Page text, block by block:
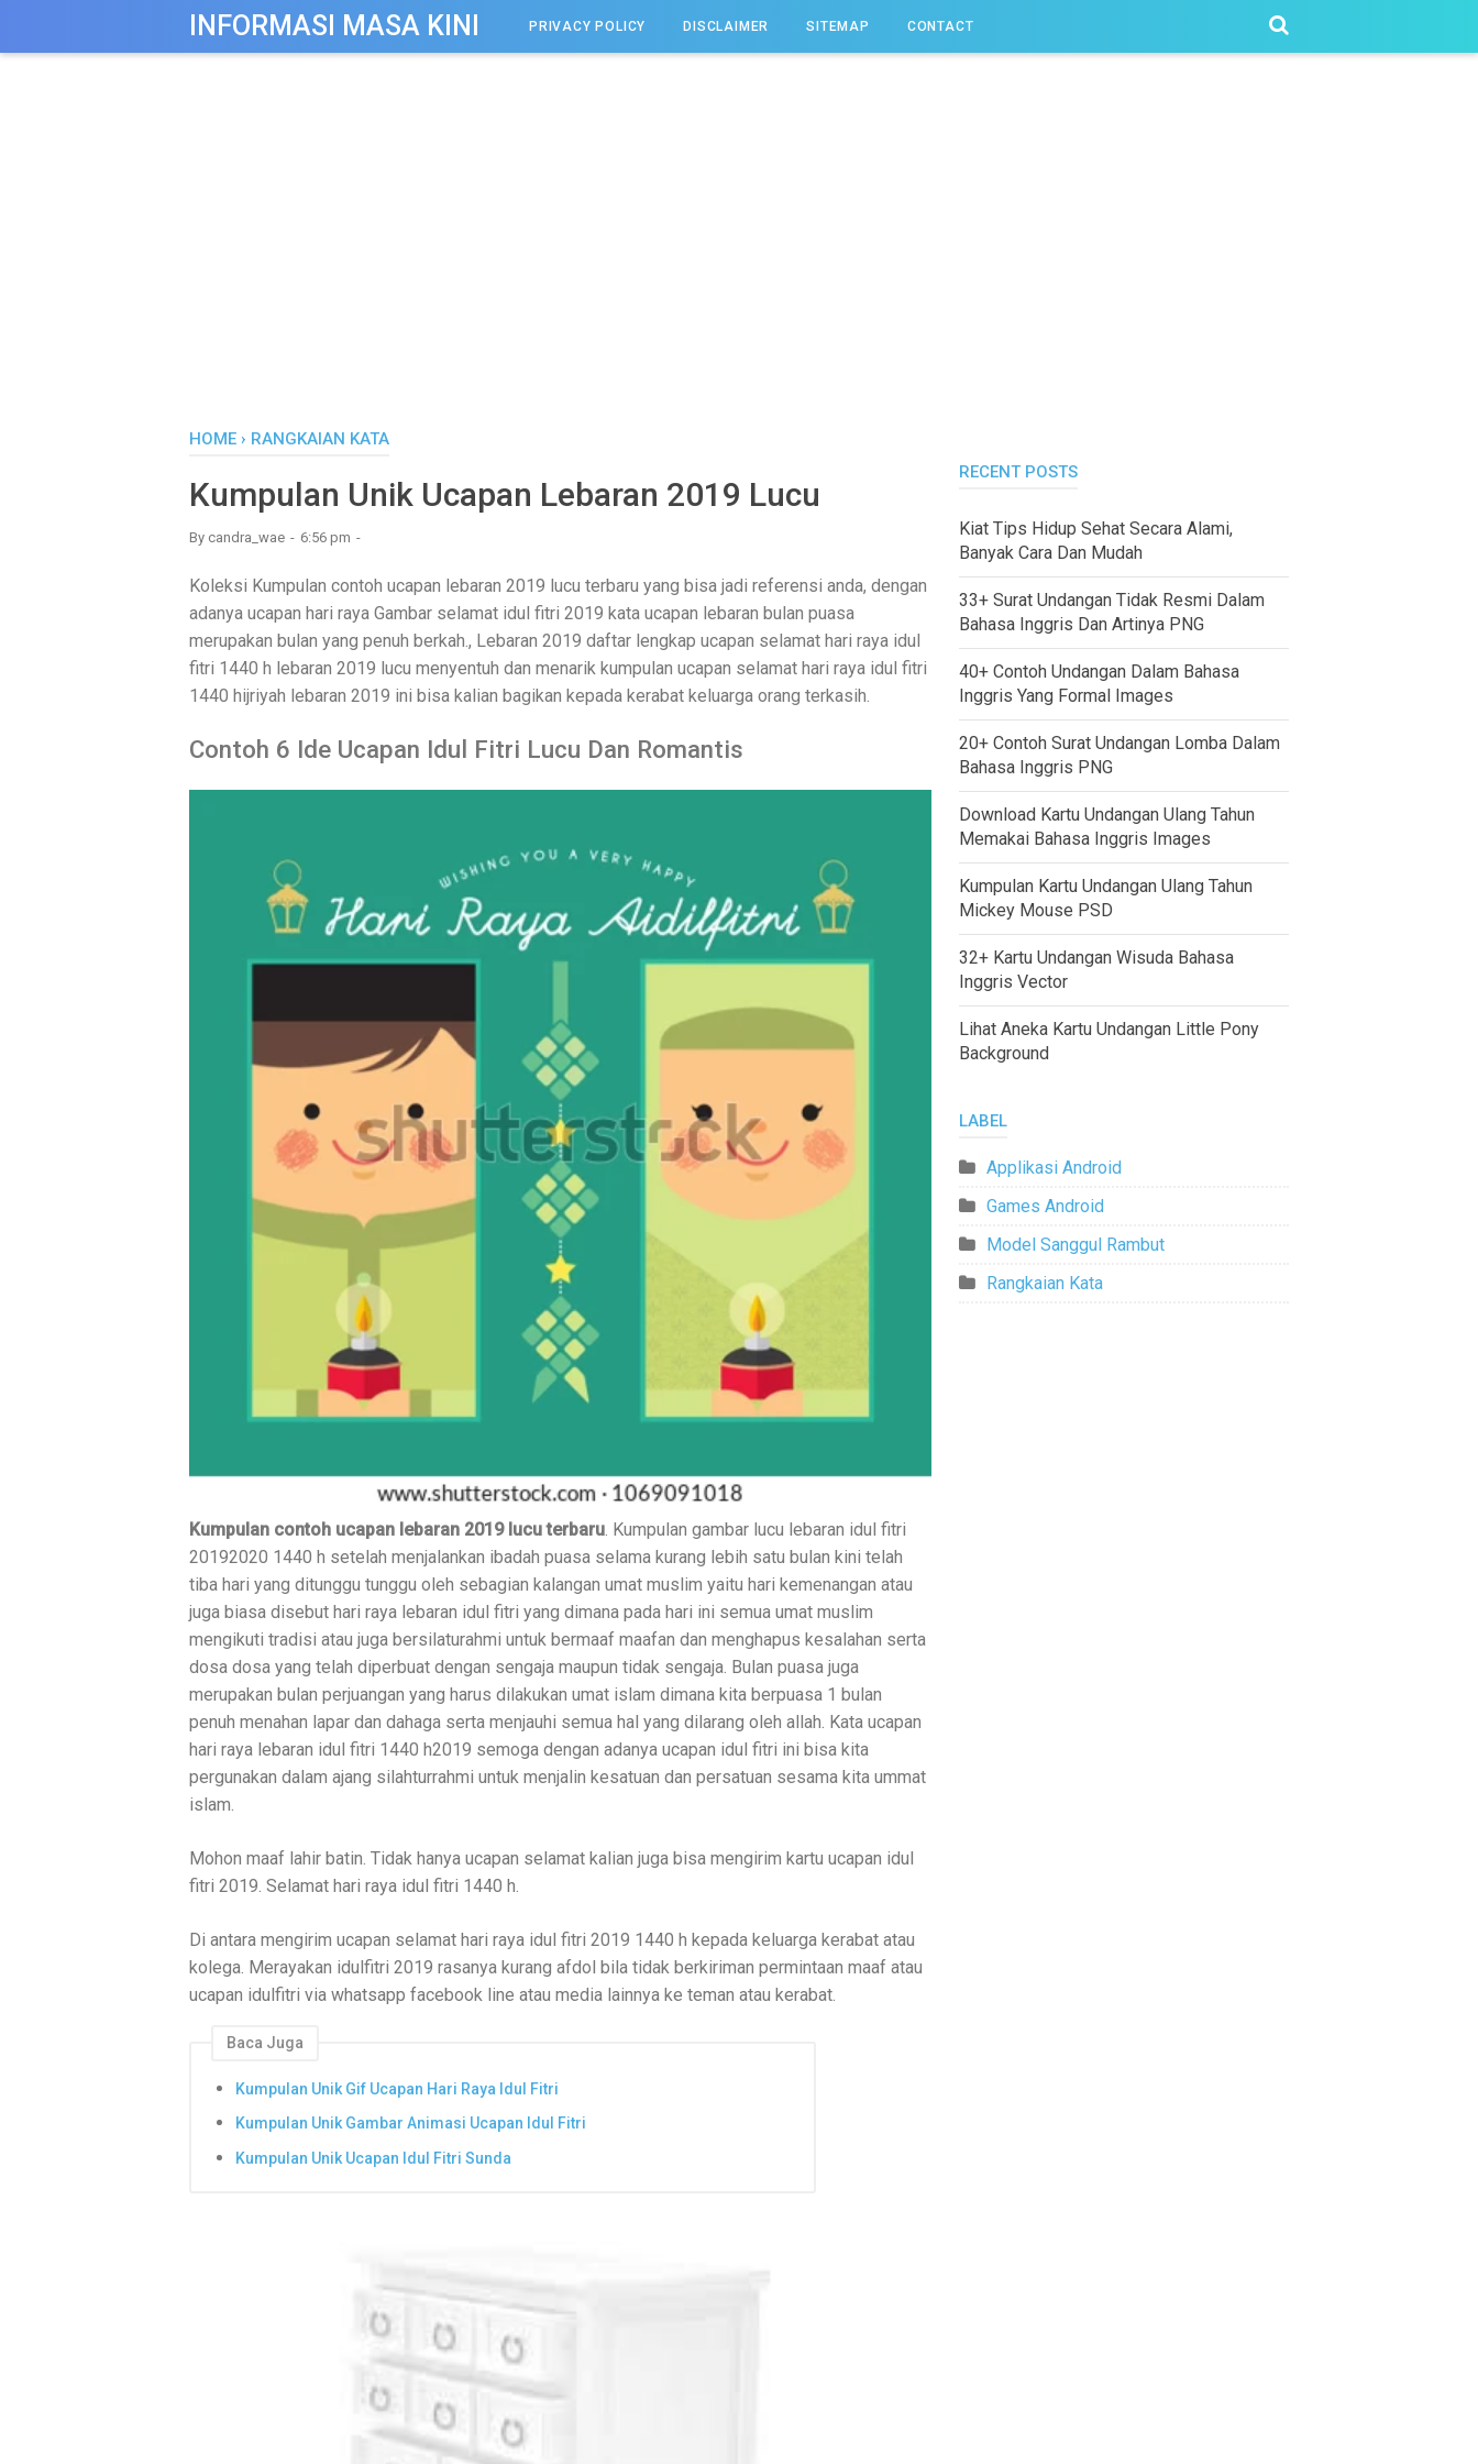
INFORMASI MASA KINI PRIVACY POLICY DISCLAIMER SITEMAP CONTACT
HOME › RANGKAIAN KATA
Kumpulan Unik Ucapan Lebaran 2019 Lucu
By candra_wae 6:56 pm
Koleksi Kumpulan contoh ucapan lebaran 2019 lucu terbaru yang bisa jadi referensi anda, dengan
adanya ucapan hari raya Gambar selamat idul fitri 2019 kata ucapan lebaran bulan puasa
merupakan bulan yang penuh berkah., Lebaran 2019 daftar lengkap ucapan selamat hari raya idul
fitri 1440 h lebaran 2019 lucu menyentuh dan menarik kumpulan ucapan selamat hari raya idul fitri
1440 hijriyah lebaran 2019 ini bisa kalian bagikan kepada kerabat keluarga orang terkasih.
Contoh 6 Ide Ucapan Idul Fitri Lucu Dan Romantis
Kumpulan contoh ucapan lebaran 2019 lucu terbaru. Kumpulan gambar lucu lebaran idul fitri
20192020 1440 h setelah menjalankan ibadah puasa selama kurang lebih satu bulan kini telah
tiba hari yang ditunggu tunggu oleh sebagian kalangan umat muslim yaitu hari kemenangan atau
juga biasa disebut hari raya lebaran idul fitri yang dimana pada hari ini semua umat muslim
mengikuti tradisi atau juga bersilaturahmi untuk bermaaf maafan dan menghapus kesalahan serta
dosa dosa yang telah diperbuat dengan sengaja maupun tidak sengaja. Bulan puasa juga
merupakan bulan perjuangan yang harus dilakukan umat islam dimana kita berpuasa 1 bulan
penuh menahan lapar dan dahaga serta menjauhi semua hal yang dilarang oleh allah. Kata ucapan
hari raya lebaran idul fitri 1440 h2019 semoga dengan adanya ucapan idul fitri ini bisa kita
pergunakan dalam ajang silahturrahmi untuk menjalin kesatuan dan persatuan sesama kita ummat
islam.
Mohon maaf lahir batin. Tidak hanya ucapan selamat kalian juga bisa mengirim kartu ucapan idul
fitri 2019. Selamat hari raya idul fitri 1440 h.
Di antara mengirim ucapan selamat hari raya idul fitri 2019 1440 h kepada keluarga kerabat atau
kolega. Merayakan idulfitri 2019 rasanya kurang afdol bila tidak berkiriman permintaan maaf atau
ucapan idulfitri via whatsapp facebook line atau media lainnya ke teman atau kerabat.
Baca Juga
Kumpulan Unik Gif Ucapan Hari Raya Idul Fitri
Kumpulan Unik Gambar Animasi Ucapan Idul Fitri
Kumpulan Unik Ucapan Idul Fitri Sunda
RECENT POSTS
Kiat Tips Hidup Sehat Secara Alami,
Banyak Cara Dan Mudah
33+ Surat Undangan Tidak Resmi Dalam
Bahasa Inggris Dan Artinya PNG
40+ Contoh Undangan Dalam Bahasa
Inggris Yang Formal Images
20+ Contoh Surat Undangan Lomba Dalam
Bahasa Inggris PNG
Download Kartu Undangan Ulang Tahun
Memakai Bahasa Inggris Images
Kumpulan Kartu Undangan Ulang Tahun
Mickey Mouse PSD
32+ Kartu Undangan Wisuda Bahasa
Inggris Vector
Lihat Aneka Kartu Undangan Little Pony
Background
LABEL
Applikasi Android
Games Android
Model Sanggul Rambut
Rangkaian Kata